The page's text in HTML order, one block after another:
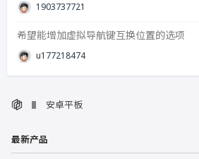
19037377215
希望能增加虚拟导航键互换位置的选项
u17721847423986
安卓平板
最新产品